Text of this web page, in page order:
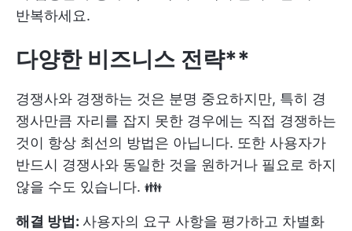
반복하세요.
다양한 비즈니스 전략**
경쟁사와 경쟁하는 것은 분명 중요하지만, 특히 경
쟁사만큼 자리를 잡지 못한 경우에는 직접 경쟁하는
것이 항상 최선의 방법은 아닙니다. 또한 사용자가
반드시 경쟁사와 동일한 것을 원하거나 필요로 하지
않을 수도 있습니다. 👪
해결 방법: 사용자의 요구 사항을 평가하고 차별화